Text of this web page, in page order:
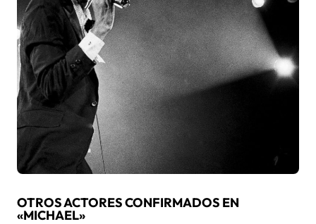
OTROS ACTORES CONFIRMADOS EN
«MICHAEL»